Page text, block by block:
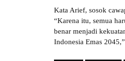
Kata Arief, sosok
“Karena itu, semua
benar menjadi
Indonesia Emas